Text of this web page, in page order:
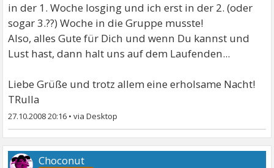
in der 1. Woche losging und ich erst in der 2. (oder
sogar 3.??) Woche in die Gruppe musste!
Also, alles Gute für Dich und wenn Du kannst und
Lust hast, dann halt uns auf dem Laufenden...
Liebe Grüße und trotz allem eine erholsame Nacht!
TRulla
27.10.2008 20:16 •
Choconut